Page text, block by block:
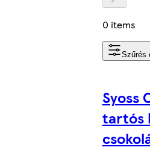
0 items
Szűrés
Syoss
tartós